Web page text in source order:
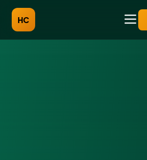
HC